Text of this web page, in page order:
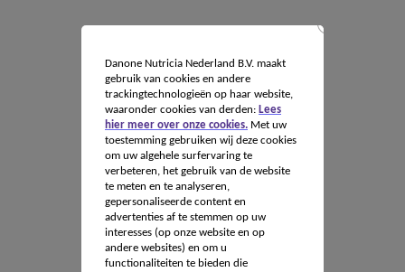
Danone Nutricia Nederland B.V. maakt
gebruik van cookies en andere
trackingtechnologieën op haar website,
waaronder cookies van derden: Lees
hier meer over onze cookies.Met uw
toestemming gebruiken wij deze cookies
om uw algehele surfervaring te
verbeteren, het gebruik van de website
te meten en te analyseren,
gepersonaliseerde content en
advertenties af te stemmen op uw
interesses (op onze website en op
andere websites) en om u
functionaliteiten te bieden die